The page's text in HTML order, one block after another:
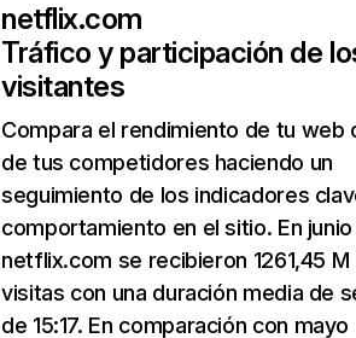
netflix.com
Tráfico y participación de
visitantes
Compara el rendimiento de tu web
de tus competidores haciendo un
seguimiento de los indicadores
comportamiento en el sitio. En junio
netflix.com se recibieron 1261,45 M
visitas con una duración media de
de 15:17. En comparación con mayo